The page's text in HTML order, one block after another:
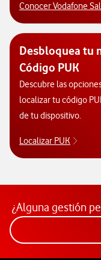
Conocer Vodafone
Desbloquea tu
Código PUK
Descubre las
localizar tu código
de tu dispositivo.
Localizar PUK
¿Alguna gestión